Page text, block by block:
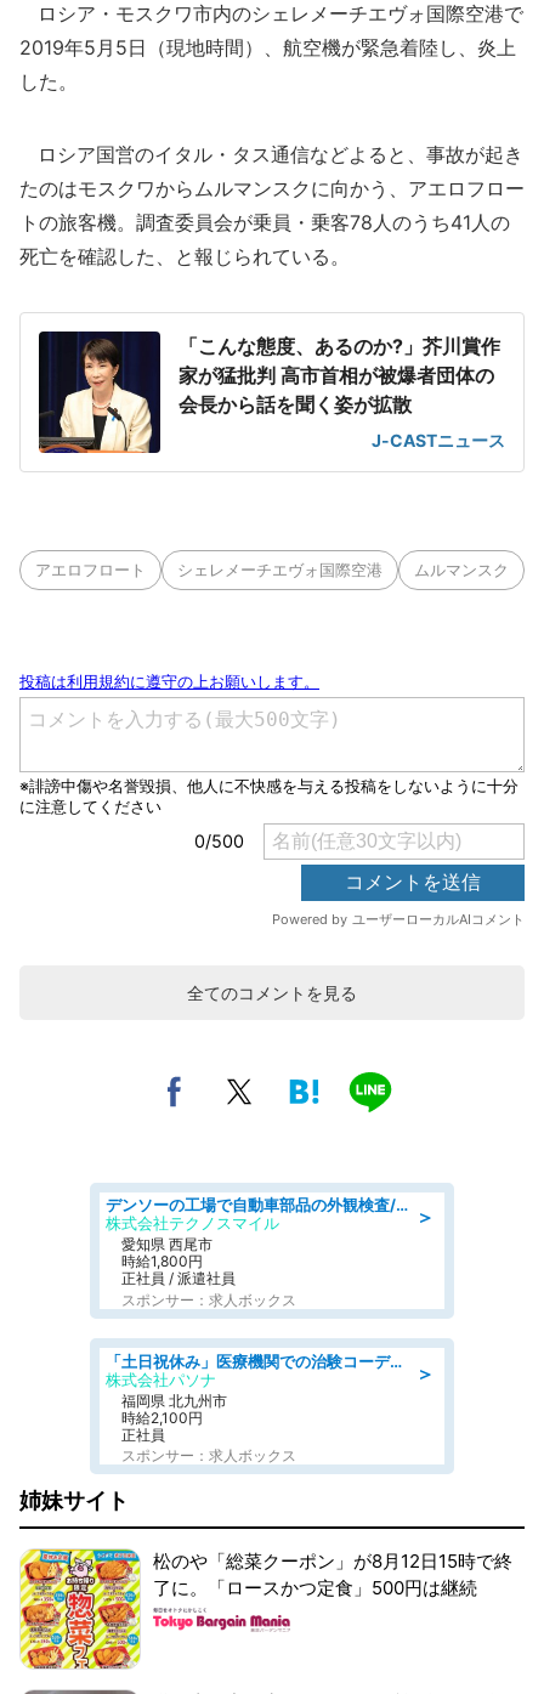
ロシア・モスクワ市内のシェレメーチエヴォ国際空港で
2019年5月5日（現地時間）、航空機が緊急着陸し、炎上
した。
ロシア国営のイタル・タス通信などよると、事故が起き
たのはモスクワからムルマンスクに向かう、アエロフロー
トの旅客機。調査委員会が乗員・乗客78人のうち41人の
死亡を確認した、と報じられている。
「こんな態度、あるのか?」芥川賞作
家が猛批判 高市首相が被爆者団体の
会長から話を聞く姿が拡散
J-CASTニュース
アエロフロート シェレメーチエヴォ国際空港 ムルマンスク
全てのコメントを見る
＞
デンソーの工場で自動車部品の外観検査/denso aichi
株式会社テクノスマイル
愛知県 西尾市
時給1,800円
正社員 / 派遣社員
スポンサー：求人ボックス
＞
「土日祝休み」医療機関での治験コーディネーターのお仕事/看護師
株式会社パソナ
福岡県 北九州市
時給2,100円
正社員
スポンサー：求人ボックス
姉妹サイト
松のや「総菜クーポン」が8月12日15時で終
了に。「ロースかつ定食」500円は継続